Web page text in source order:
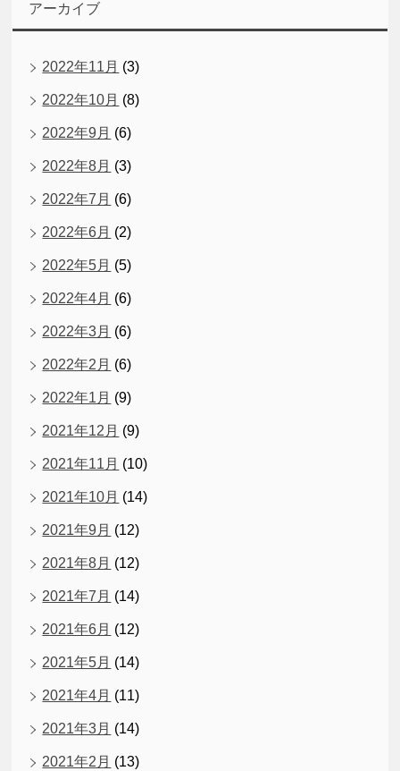
アーカイブ
2022年11月 (3)
2022年10月 (8)
2022年9月 (6)
2022年8月 (3)
2022年7月 (6)
2022年6月 (2)
2022年5月 (5)
2022年4月 (6)
2022年3月 (6)
2022年2月 (6)
2022年1月 (9)
2021年12月 (9)
2021年11月 (10)
2021年10月 (14)
2021年9月 (12)
2021年8月 (12)
2021年7月 (14)
2021年6月 (12)
2021年5月 (14)
2021年4月 (11)
2021年3月 (14)
2021年2月 (13)